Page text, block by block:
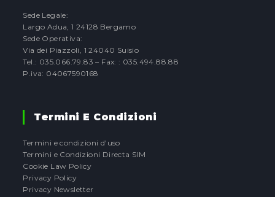
Sede Legale:
Largo Adua, 1 24128 Bergamo
Sede Operativa:
Via dei Piazzoli, 1 24040 Suisio
Tel.: 035.066.79.83 – Fax: : 035.494.88.88
P.iva: 04067590168
Termini E Condizioni
Termini e condizioni d'uso
Termini e Condizioni Directa SIM
Cookie Law Policy
Privacy Policy
Privacy Newsletter